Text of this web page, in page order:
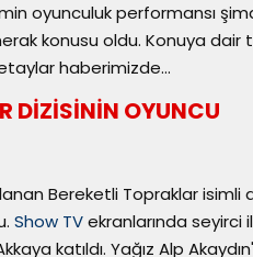
oyunculuk performansı
konusu oldu. Konuya dair
haberimizde...
DİZİSİNİN OYUNCU
Bereketli Topraklar isimli
Show TVekranlarında seyirci
katıldı. Yağız Alp